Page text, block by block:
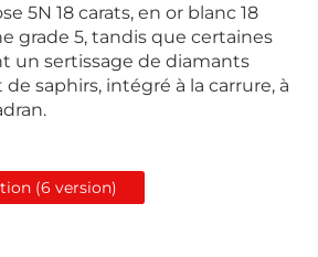
5N 18 carats, en or blanc 18
grade 5, tandis que certaines
un sertissage de diamants
saphirs, intégré à la carrure, à
(6 version)